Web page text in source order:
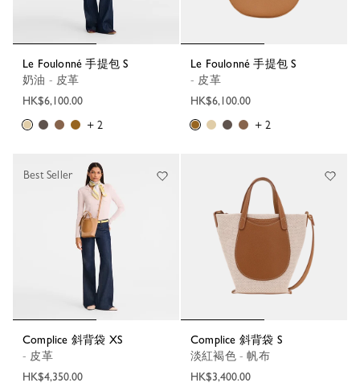
Le Foulonné 手提包 S
奶油 - 皮革
HK$6,100.00
+ 2
Le Foulonné 手提包 S
- 皮革
HK$6,100.00
+ 2
Complice 斜背袋 XS
- 皮革
HK$4,350.00
Best Seller
Complice 斜背袋 S
淡紅褐色 - 帆布
HK$3,400.00